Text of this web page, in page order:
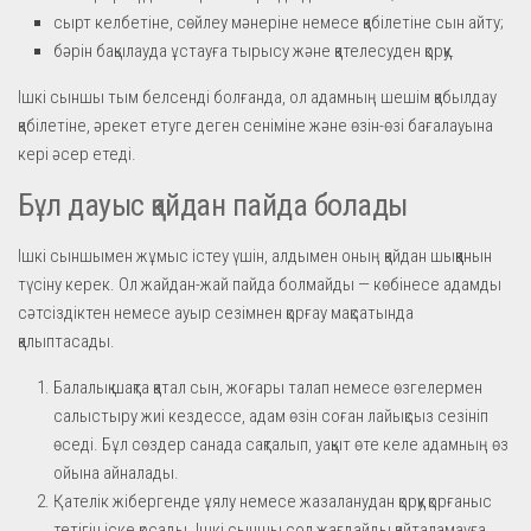
сырт келбетіне, сөйлеу мәнеріне немесе қабілетіне сын айту;
бәрін бақылауда ұстауға тырысу және қателесуден қорқу.
Ішкі сыншы тым белсенді болғанда, ол адамның шешім қабылдау
қабілетіне, әрекет етуге деген сеніміне және өзін-өзі бағалауына
кері әсер етеді.
Бұл дауыс қайдан пайда болады
Ішкі сыншымен жұмыс істеу үшін, алдымен оның қайдан шыққанын
түсіну керек. Ол жайдан-жай пайда болмайды — көбінесе адамды
сәтсіздіктен немесе ауыр сезімнен қорғау мақсатында
қалыптасады.
Балалық шақта қатал сын, жоғары талап немесе өзгелермен
салыстыру жиі кездессе, адам өзін соған лайықсыз сезініп
өседі. Бұл сөздер санада сақталып, уақыт өте келе адамның өз
ойына айналады.
Қателік жібергенде ұялу немесе жазаланудан қорқу қорғаныс